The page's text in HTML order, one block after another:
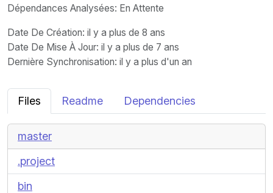
Dépendances Analysées: En Attente
Date De Création: il y a plus de 8 ans
Date De Mise À Jour: il y a plus de 7 ans
Dernière Synchronisation: il y a plus d'un an
Files Readme Dependencies
master
.project
bin